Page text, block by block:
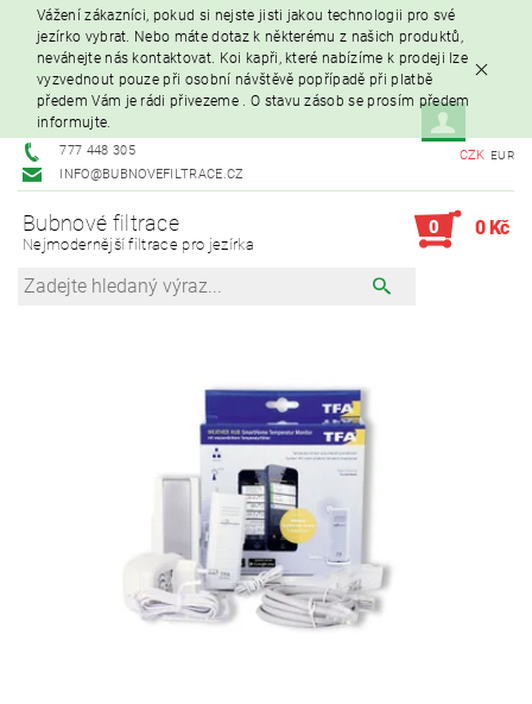
Vážení zákazníci, pokud si nejste jisti jakou technologii pro své
jezírko vybrat. Nebo máte dotaz k některému z našich produktů,
neváhejte nás kontaktovat. Koi kapři, které nabízíme k prodeji lze
vyzvednout pouze při osobní návštěvě popřípadě při platbě
předem Vám je rádi přivezeme . O stavu zásob se prosím předem
informujte.
777 448 305
INFO@BUBNOVEFILTRACE.CZ
CZK EUR
Bubnové filtrace
Nejmodernější filtrace pro jezírka
0 0 Kč